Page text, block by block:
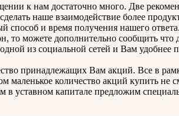
к нам достаточно много. Две
наше взаимодействие более
способ и время получения нашего
то можете дополнительно сообщить что
из социальной сетей и Вам удобнее
принадлежащих Вам акций. Все в
маленькое количество акций купить не
в уставном капитале предложим